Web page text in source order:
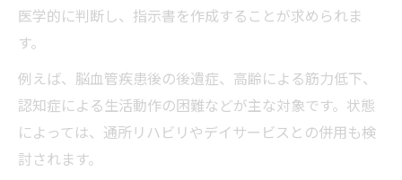
医学的に判断し、指示書を作成することが求められま
す。
例えば、脳血管疾患後の後遺症、高齢による筋力低下、
認知症による生活動作の困難などが主な対象です。状態
によっては、通所リハビリやデイサービスとの併用も検
討されます。